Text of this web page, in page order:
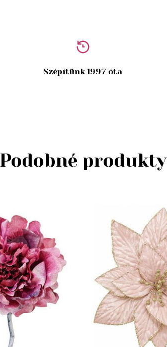
Szépítünk 1997 óta
Podobné produkty